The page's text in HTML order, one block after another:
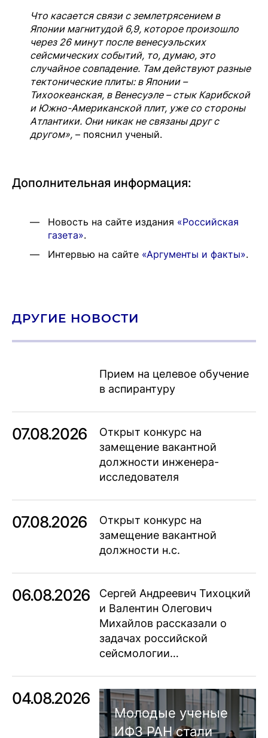
Что касается связи с землетрясением в
Японии магнитудой 6,9, которое произошло
через 26 минут после венесуэльских
сейсмических событий, то, думаю, это
случайное совпадение. Там действуют разные
тектонические плиты: в Японии –
Тихоокеанская, в Венесуэле – стык Карибской
и Южно-Американской плит, уже со стороны
Атлантики. Они никак не связаны друг с
другом», – пояснил ученый.
Дополнительная информация:
Новость на сайте издания «Российская
газета».
Интервью на сайте «Аргументы и факты».
ДРУГИЕ НОВОСТИ
Прием на целевое обучение
в аспирантуру
07.08.2026
Открыт конкурс на
замещение вакантной
должности инженера-
исследователя
07.08.2026
Открыт конкурс на
замещение вакантной
должности н.с.
06.08.2026
Сергей Андреевич Тихоцкий
и Валентин Олегович
Михайлов рассказали о
задачах российской
сейсмологии…
04.08.2026
Молодые ученые
ИФЗ РАН стали